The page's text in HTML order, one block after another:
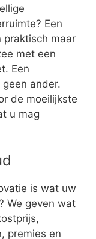
Een
praktisch maar
met een
Een
ander.
de moeilijkste
u mag
is wat uw
We geven wat
premies en